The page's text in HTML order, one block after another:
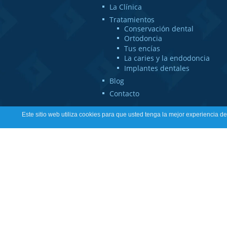
La Clínica
Tratamientos
Conservación dental
Ortodoncia
Tus encías
La caries y la endodoncia
Implantes dentales
Blog
Contacto
Este sitio web utiliza cookies para que usted tenga la mejor experiencia